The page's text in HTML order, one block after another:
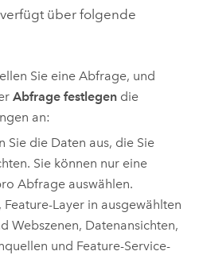
über folgende
Sie eine Abfrage, und
Abfrage festlegen die
an:
Sie die Daten aus, die Sie
Sie können nur eine
Abfrage auswählen.
Feature-Layer in ausgewählten
Webszenen, Datenansichten,
und Feature-Service-